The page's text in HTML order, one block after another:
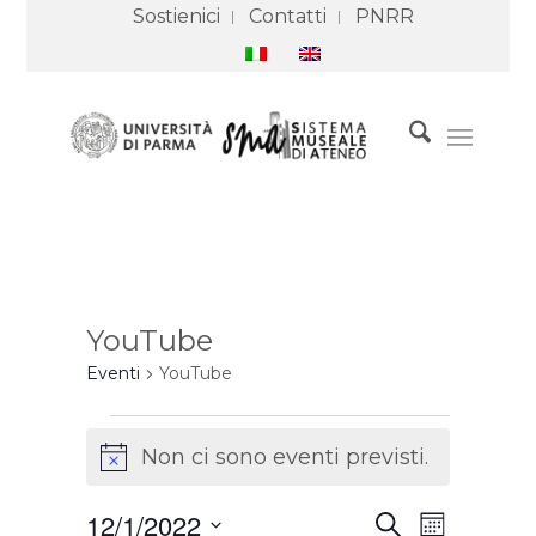
Sostienici Contatti PNRR
YouTube
Eventi YouTube
Eventi
NoticeNon ci sono eventi previsti.
Eventi
Ricerca
CercaEvento
12/1/2022